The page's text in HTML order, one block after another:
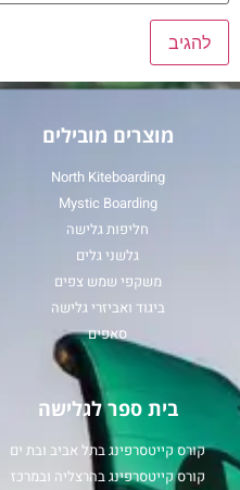
מוצרים מובילים
North Kiteboarding
Mystic Boarding
חליפות גלישה
גלשני גלים
משקפי שמש צפים
ביגוד ואביזרי גלישה
סאפים
בית ספר לגלישה
קורס קייטסרפינג בתל אביב ובת ים
קורס קייטסרפינג בהרצליה ובמרכז